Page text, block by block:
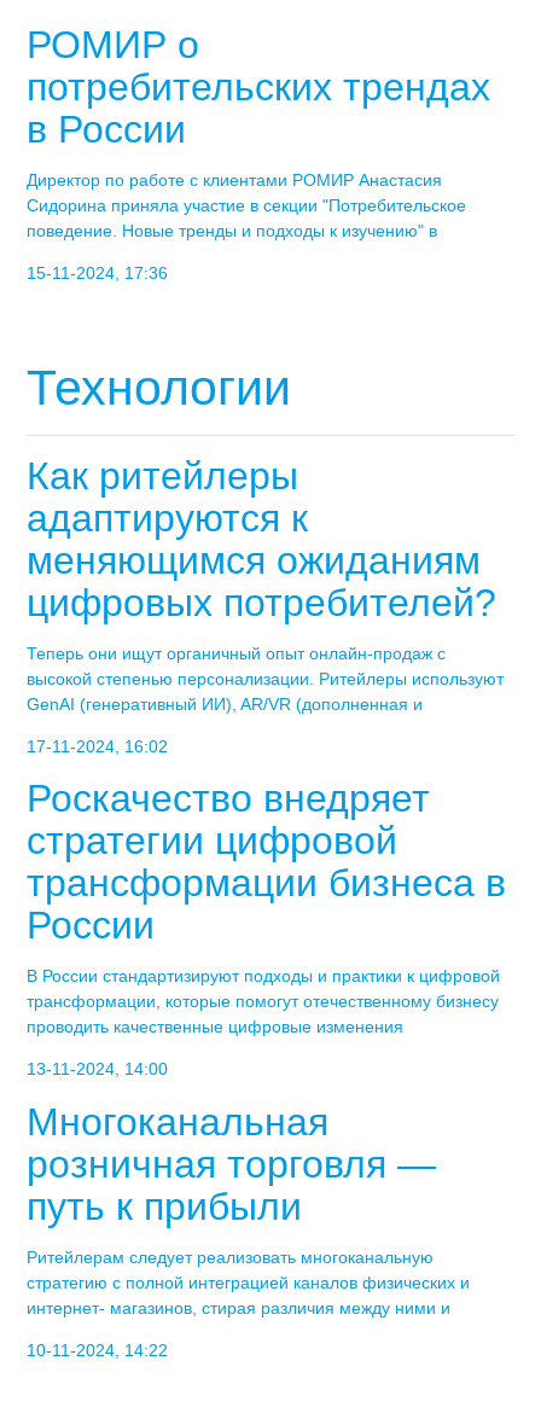
РОМИР о
потребительских трендах
в России
Директор по работе с клиентами РОМИР Анастасия
Сидорина приняла участие в секции "Потребительское
поведение. Новые тренды и подходы к изучению" в
15-11-2024, 17:36
Технологии
Как ритейлеры
адаптируются к
меняющимся ожиданиям
цифровых потребителей?
Теперь они ищут органичный опыт онлайн-продаж с
высокой степенью персонализации. Ритейлеры используют
GenAI (генеративный ИИ), AR/VR (дополненная и
17-11-2024, 16:02
Роскачество внедряет
стратегии цифровой
трансформации бизнеса в
России
В России стандартизируют подходы и практики к цифровой
трансформации, которые помогут отечественному бизнесу
проводить качественные цифровые изменения
13-11-2024, 14:00
Многоканальная
розничная торговля —
путь к прибыли
Ритейлерам следует реализовать многоканальную
стратегию с полной интеграцией каналов физических и
интернет- магазинов, стирая различия между ними и
10-11-2024, 14:22